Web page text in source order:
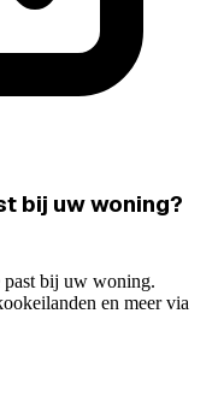
bij uw woning?
past bij uw woning.
en meer via